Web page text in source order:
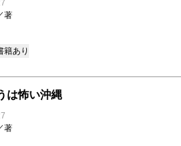
著
籍あり
は怖い沖縄
著